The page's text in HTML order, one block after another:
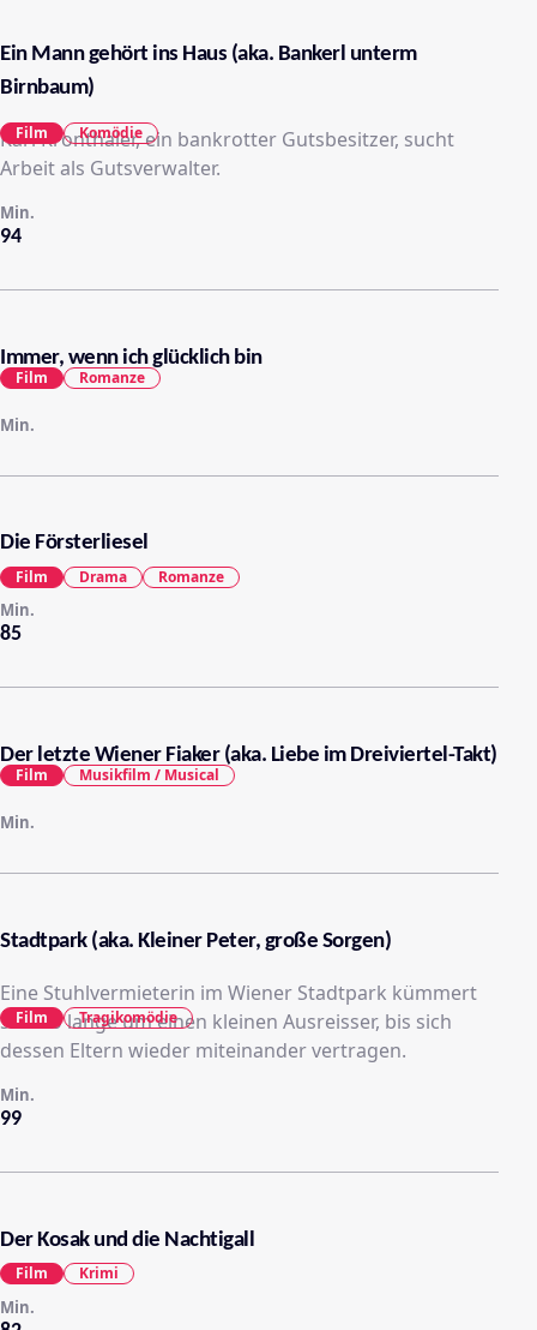
Ein Mann gehört ins Haus (aka. Bankerl unterm
Birnbaum)
Karl Kronthaler, ein bankrotter Gutsbesitzer, sucht
Arbeit als Gutsverwalter.
94
Min.
Film Komödie
Immer, wenn ich glücklich bin
Min.
Film Romanze
Die Försterliesel
85
Min.
Film Drama Romanze
Der letzte Wiener Fiaker (aka. Liebe im Dreiviertel-Takt)
Min.
Film Musikfilm / Musical
Stadtpark (aka. Kleiner Peter, große Sorgen)
Eine Stuhlvermieterin im Wiener Stadtpark kümmert
sich so lange um einen kleinen Ausreisser, bis sich
dessen Eltern wieder miteinander vertragen.
99
Min.
Film Tragikomödie
Der Kosak und die Nachtigall
Min.
Film Krimi